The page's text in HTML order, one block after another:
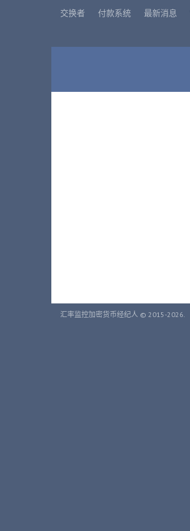
交换者 付款系统 最新消息
汇率监控加密货币经纪人 © 2015-2026.